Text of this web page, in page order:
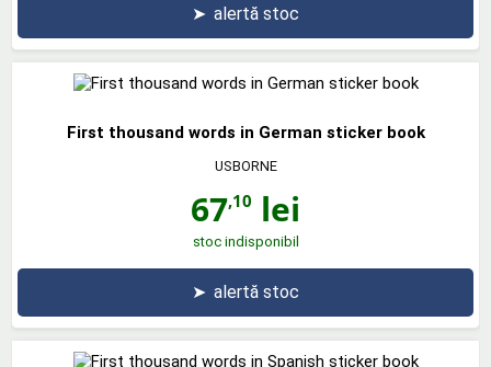
➤ alertă stoc
First thousand words in German sticker book
USBORNE
67,10 lei
stoc indisponibil
➤ alertă stoc